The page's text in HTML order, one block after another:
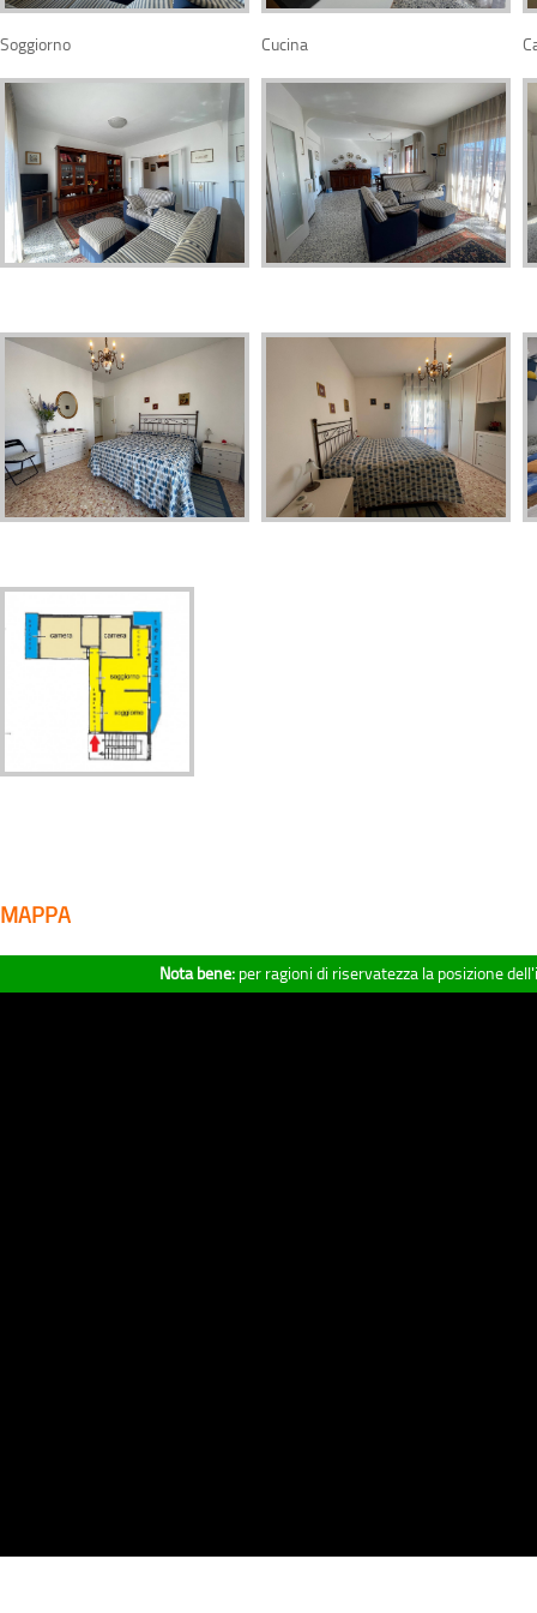
Soggiorno Cucina
MAPPA
Nota bene:per ragioni di riservatezza la posizione